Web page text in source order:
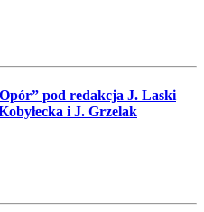
pod redakcja J. Laski
i J. Grzelak